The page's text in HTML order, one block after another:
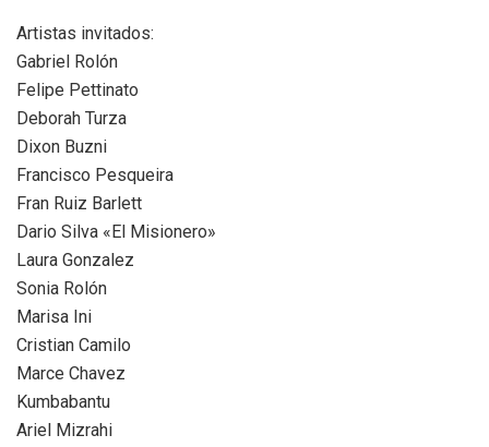
Artistas invitados:
Gabriel Rolón
Felipe Pettinato
Deborah Turza
Dixon Buzni
Francisco Pesqueira
Fran Ruiz Barlett
Dario Silva «El Misionero»
Laura Gonzalez
Sonia Rolón
Marisa Ini
Cristian Camilo
Marce Chavez
Kumbabantu
Ariel Mizrahi